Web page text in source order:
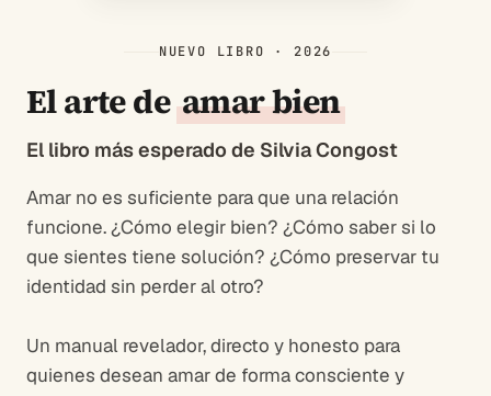
NUEVO LIBRO · 2026
El arte de amar bien
El libro más esperado de Silvia Congost
Amar no es suficiente para que una relación
funcione. ¿Cómo elegir bien? ¿Cómo saber si lo
que sientes tiene solución? ¿Cómo preservar tu
identidad sin perder al otro?
Un manual revelador, directo y honesto para
quienes desean amar de forma consciente y